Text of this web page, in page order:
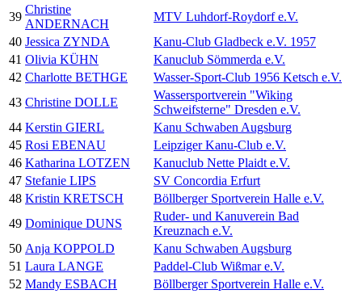
39
Christine
ANDERNACH
MTV Luhdorf-Roydorf e.V.
40 Jessica ZYNDA
Kanu-Club Gladbeck e.V. 1957
41 Olivia KÜHN
Kanuclub Sömmerda e.V.
42 Charlotte BETHGE
Wasser-Sport-Club 1956 Ketsch e.V.
43 Christine DOLLE
Wassersportverein "Wiking
Schweifsterne" Dresden e.V.
44 Kerstin GIERL
Kanu Schwaben Augsburg
45 Rosi EBENAU
Leipziger Kanu-Club e.V.
46 Katharina LOTZEN
Kanuclub Nette Plaidt e.V.
47 Stefanie LIPS
SV Concordia Erfurt
48 Kristin KRETSCH
Böllberger Sportverein Halle e.V.
49 Dominique DUNS
Ruder- und Kanuverein Bad
Kreuznach e.V.
50 Anja KOPPOLD
Kanu Schwaben Augsburg
51 Laura LANGE
Paddel-Club Wißmar e.V.
52 Mandy ESBACH
Böllberger Sportverein Halle e.V.